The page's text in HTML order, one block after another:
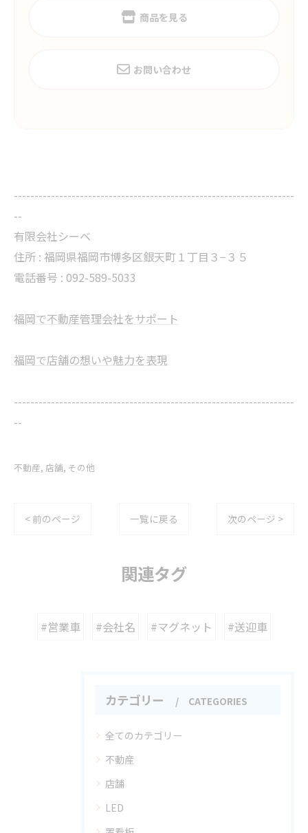
商品を見る
お問い合わせ
--------------------------------------------------------------------
--
有限会社シーベ
住所 : 福岡県福岡市博多区銀天町１丁目３−３５
電話番号 : 092-589-5033
福岡で不動産管理会社をサポート
福岡で店舗の想いや魅力を表現
--------------------------------------------------------------------
--
不動産 店舗 その他
< 前のページ 一覧に戻る 次のページ >
関連タグ
#営業車 #会社名 #マグネット #送迎車
カテゴリー CATEGORIES
全てのカテゴリー
不動産
店舗
LED